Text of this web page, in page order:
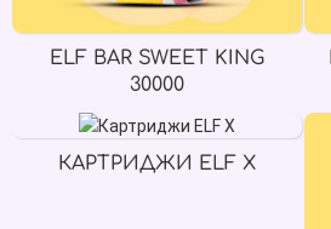
ELF BAR SWEET KING
30000
КАРТРИДЖИ ELF X